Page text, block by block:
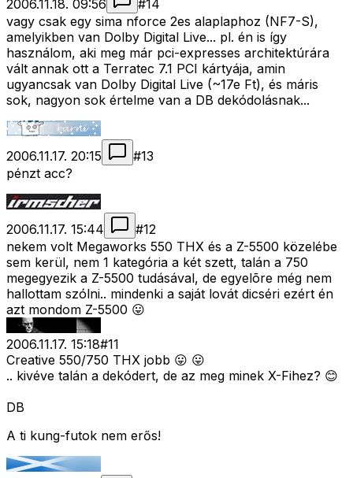
2006.11.18. 09:56 #14
vagy csak egy sima nforce 2es alaplaphoz (NF7-S),
amelyikben van Dolby Digital Live... pl. én is így
használom, aki meg már pci-expresses architektúrára
vált annak ott a Terratec 7.1 PCI kártyája, amin
ugyancsak van Dolby Digital Live (~17e Ft), és máris
sok, nagyon sok értelme van a DB dekódolásnak...
2006.11.17. 20:15 #13
pénzt acc?
2006.11.17. 15:44 #12
nekem volt Megaworks 550 THX és a Z-5500 közelébe
sem kerül, nem 1 kategória a két szett, talán a 750
megegyezik a Z-5500 tudásával, de egyelõre még nem
hallottam szólni.. mindenki a saját lovát dicséri ezért én
azt mondom Z-5500 😛
2006.11.17. 15:18#11
Creative 550/750 THX jobb 😛 😛
.. kivéve talán a dekódert, de az meg minek X-Fihez? 😊
DB
A ti kung-futok nem erős!